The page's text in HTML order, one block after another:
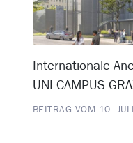
Internationale
UNI CAMPUS
BEITRAG VOM 10.